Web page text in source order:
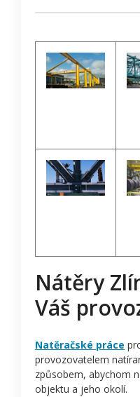
Nátěry
Váš
Natěračské práce
provozovatelem
způsobem, abychom
objektu a jeho okolí.